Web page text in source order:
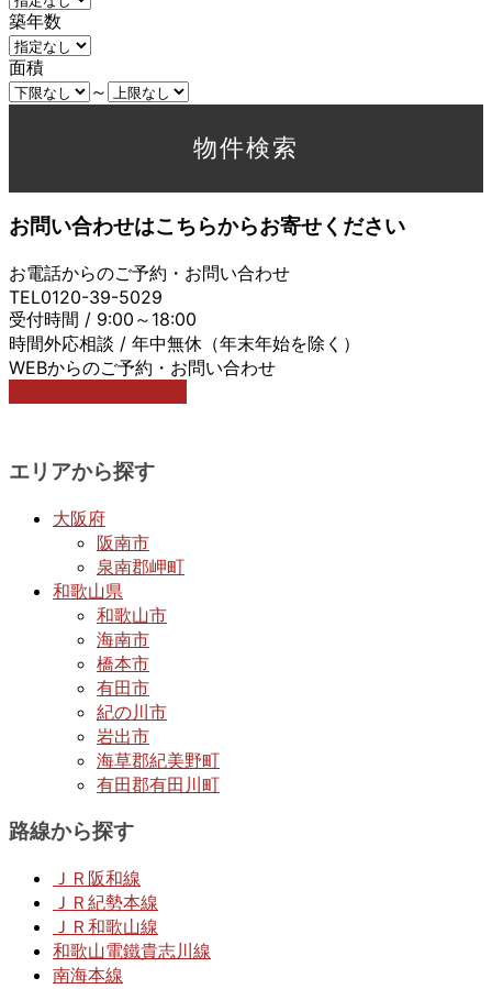
築年数
面積
～
お問い合わせはこちらからお寄せください
お電話からのご予約・お問い合わせ
TEL0120-39-5029
受付時間 / 9:00～18:00
時間外応相談 / 年中無休（年末年始を除く）
WEBからのご予約・お問い合わせ
エリアから探す
大阪府
阪南市
泉南郡岬町
和歌山県
和歌山市
海南市
橋本市
有田市
紀の川市
岩出市
海草郡紀美野町
有田郡有田川町
路線から探す
ＪＲ阪和線
ＪＲ紀勢本線
ＪＲ和歌山線
和歌山電鐵貴志川線
南海本線